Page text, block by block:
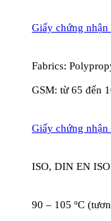
Giấy chứng
Fabrics:
GSM: từ 65 đến
Giấy chứng nhận
ISO, DIN EN
90 – 105 ºC